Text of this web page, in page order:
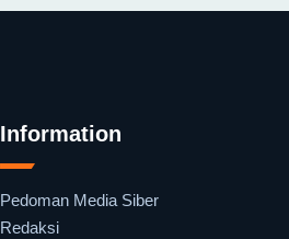
Information
Pedoman Media Siber
Redaksi